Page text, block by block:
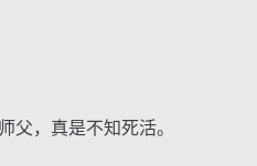
，真是不知死活。